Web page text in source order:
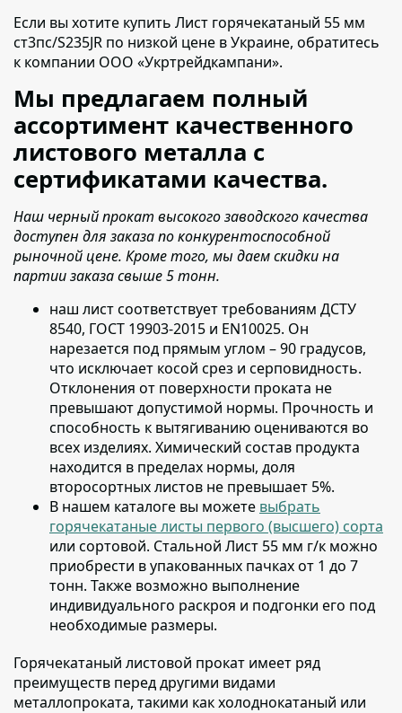
Если вы хотите купить Лист горячекатаный 55 мм
ст3пс/S235JR по низкой цене в Украине, обратитесь
к компании ООО «Укртрейдкампани».
Мы предлагаем полный
ассортимент качественного
листового металла с
сертификатами качества.
Наш черный прокат высокого заводского качества
доступен для заказа по конкурентоспособной
рыночной цене. Кроме того, мы даем скидки на
партии заказа свыше 5 тонн.
наш лист соответствует требованиям ДСТУ
8540, ГОСТ 19903-2015 и EN10025. Он
нарезается под прямым углом – 90 градусов,
что исключает косой срез и серповидность.
Отклонения от поверхности проката не
превышают допустимой нормы. Прочность и
способность к вытягиванию оцениваются во
всех изделиях. Химический состав продукта
находится в пределах нормы, доля
второсортных листов не превышает 5%.
В нашем каталоге вы можете выбрать
горячекатаные листы первого (высшего) сорта
или сортовой. Стальной Лист 55 мм г/к можно
приобрести в упакованных пачках от 1 до 7
тонн. Также возможно выполнение
индивидуального раскроя и подгонки его под
необходимые размеры.
Горячекатаный листовой прокат имеет ряд
преимуществ перед другими видами
металлопроката, такими как холоднокатаный или